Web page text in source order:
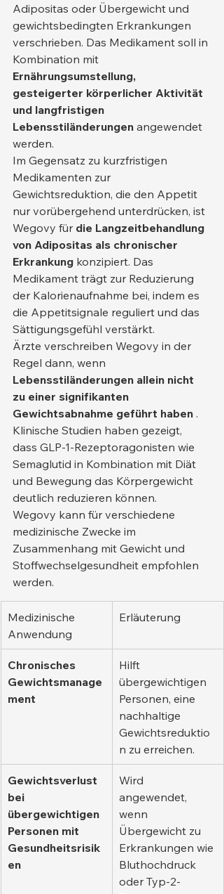
Adipositas oder Übergewicht und
gewichtsbedingten Erkrankungen
verschrieben. Das Medikament soll in
Kombination mit
Ernährungsumstellung,
gesteigerter körperlicher Aktivität
und langfristigen
Lebensstiländerungen angewendet
werden.
Im Gegensatz zu kurzfristigen
Medikamenten zur
Gewichtsreduktion, die den Appetit
nur vorübergehend unterdrücken, ist
Wegovy für die Langzeitbehandlung
von Adipositas als chronischer
Erkrankung konzipiert. Das
Medikament trägt zur Reduzierung
der Kalorienaufnahme bei, indem es
die Appetitsignale reguliert und das
Sättigungsgefühl verstärkt.
Ärzte verschreiben Wegovy in der
Regel dann, wenn
Lebensstiländerungen allein nicht
zu einer signifikanten
Gewichtsabnahme geführt haben .
Klinische Studien haben gezeigt,
dass GLP-1-Rezeptoragonisten wie
Semaglutid in Kombination mit Diät
und Bewegung das Körpergewicht
deutlich reduzieren können.
Wegovy kann für verschiedene
medizinische Zwecke im
Zusammenhang mit Gewicht und
Stoffwechselgesundheit empfohlen
werden.
Medizinische
Anwendung
Erläuterung
Chronisches
Gewichtsmanage
ment
Hilft
übergewichtigen
Personen, eine
nachhaltige
Gewichtsreduktio
n zu erreichen.
Gewichtsverlust
bei
übergewichtigen
Personen mit
Gesundheitsrisik
en
Wird
angewendet,
wenn
Übergewicht zu
Erkrankungen wie
Bluthochdruck
oder Typ-2-